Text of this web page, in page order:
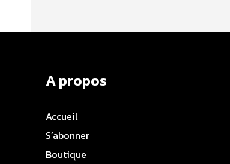
A propos
Accueil
S’abonner
Boutique